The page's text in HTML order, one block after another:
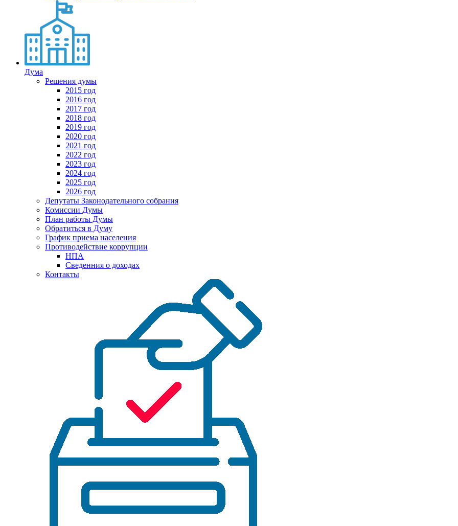
Дума
Решения думы
2015 год
2016 год
2017 год
2018 год
2019 год
2020 год
2021 год
2022 год
2023 год
2024 год
2025 год
2026 год
Депутаты Законодательного собрания
Комиссии Думы
План работы Думы
Обратиться в Думу
График приема населения
Противодействие коррупции
НПА
Сведенния о доходах
Контакты